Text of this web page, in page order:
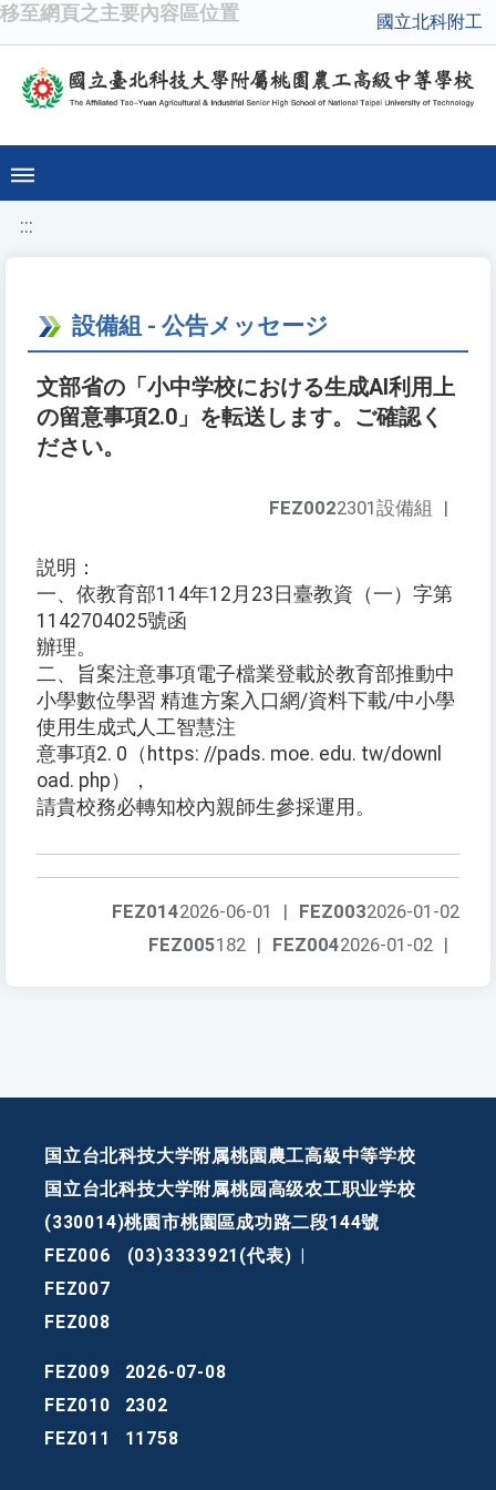
移至網頁之主要內容區位置 國立北科附工
:::
設備組 - 公告メッセージ
文部省の「小中学校における生成AI利用上
の留意事項2.0」を転送します。ご確認く
ださい。
FEZ0022301設備組 |
説明：
一、依教育部114年12月23日臺教資（一）字第
1142704025號函
辦理。
二、旨案注意事項電子檔業登載於教育部推動中
小學數位學習 精進方案入口網/資料下載/中小學
使用生成式人工智慧注
意事項2. 0（https: //pads. moe. edu. tw/downl
oad. php），
請貴校務必轉知校內親師生參採運用。
FEZ0032026-01-02
FEZ0142026-06-01
|
FEZ0042026-01-02 |
FEZ005182 |
国立台北科技大学附属桃園農工高級中等学校
国立台北科技大学附属桃园高级农工职业学校
(330014)桃園市桃園區成功路二段144號
FEZ006
(03)3333921(代表)
FEZ007
FEZ008
FEZ009
2026-07-08
FEZ010
2302
FEZ011
11758